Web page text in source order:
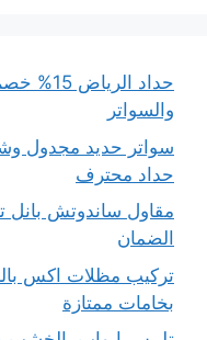
حداد
والسواتر
حداد محترف
الضمان
بخامات ممتازة